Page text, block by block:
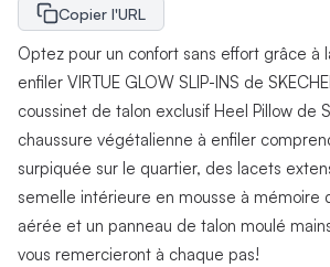
Copier l'URL
Optez pour un confort sans effort grâce à
enfiler VIRTUE GLOW SLIP-INS de
coussinet de talon exclusif Heel Pillow de
chaussure végétalienne à enfiler
surpiquée sur le quartier, des lacets
semelle intérieure en mousse à mémoire
aérée et un panneau de talon moulé
vous remercieront à chaque pas!